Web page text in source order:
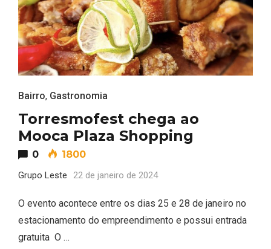
Bairro, Gastronomia
Torresmofest chega ao
Mooca Plaza Shopping
0 1800
Grupo Leste 22 de janeiro de 2024
O evento acontece entre os dias 25 e 28 de janeiro no
estacionamento do empreendimento e possui entrada
gratuita O …